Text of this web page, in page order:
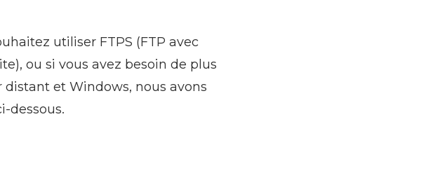
utiliser FTPS (FTP avec
ou si vous avez besoin de plus
et Windows, nous avons
dessous.